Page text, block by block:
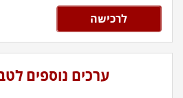
לרכישה
ערכים נוספים